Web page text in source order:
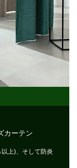
カーテン
上)、そして防炎